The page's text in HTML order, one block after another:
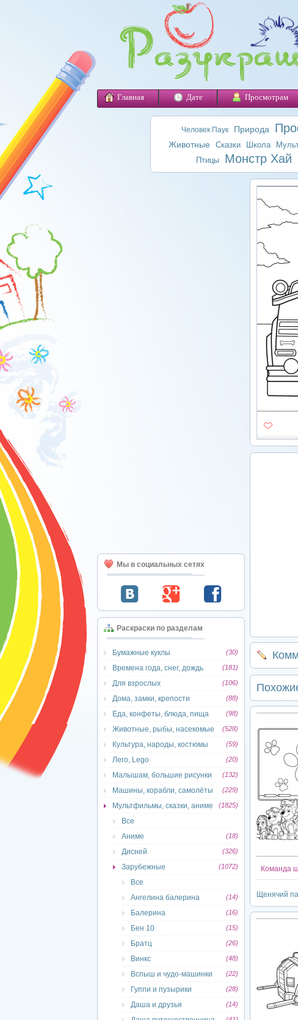
Главная Дате Просмотрам
Человек Паук Природа
Животные Сказки Школа
Птицы Монстр Хай
Мы в социальных сетях
Раскраски по разделам
Бумажные куклы (30)
Времена года, снег, дождь (181)
Для взрослых (106)
Дома, замки, крепости (88)
Еда, конфеты, блюда, пища (98)
Животные, рыбы, насекомые (528)
Культура, народы, костюмы (59)
Лего, Lego (20)
Малышам, большие рисунки (132)
Машины, корабли, самолёты (229)
Мультфильмы, сказки, аниме (1825)
Все
Аниме
(18)
Дисней (326)
Зарубежные (1072)
Все
Ангелина балерина
(14)
Балерина (16)
Бен 10 (15)
Братц (26)
Винкс (48)
Вспыш и чудо-машинки (22)
Гуппи и пузырики (28)
Даша и друзья (14)
Команда
Щенячий